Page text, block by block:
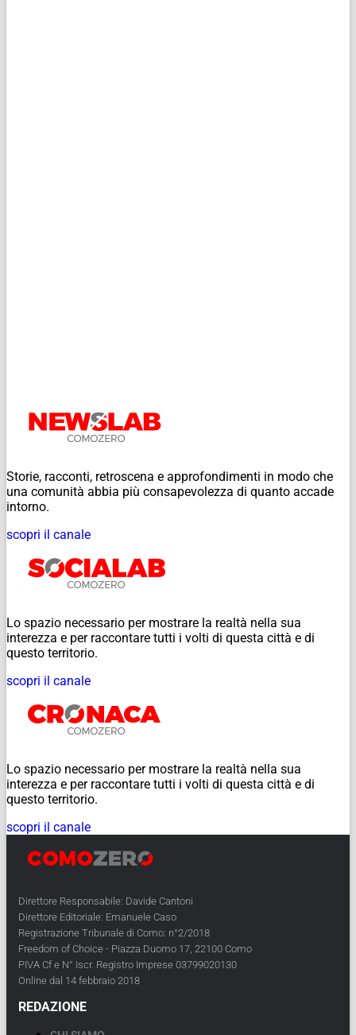
Storie, racconti, retroscena e approfondimenti in modo che
una comunità abbia più consapevolezza di quanto accade
intorno.
scopri il canale
Lo spazio necessario per mostrare la realtà nella sua
interezza e per raccontare tutti i volti di questa città e di
questo territorio.
scopri il canale
Lo spazio necessario per mostrare la realtà nella sua
interezza e per raccontare tutti i volti di questa città e di
questo territorio.
scopri il canale
Direttore Responsabile: Davide Cantoni
Direttore Editoriale: Emanuele Caso
Registrazione Tribunale di Como: n°2/2018
Freedom of Choice - Piazza Duomo 17, 22100 Como
PIVA Cf e N° Iscr. Registro Imprese 03799020130
Online dal 14 febbraio 2018
REDAZIONE